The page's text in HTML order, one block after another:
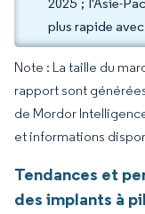
plus rapide
Note : La taille du
rapport sont
de Mordor
et informations
Tendances et
des implants à